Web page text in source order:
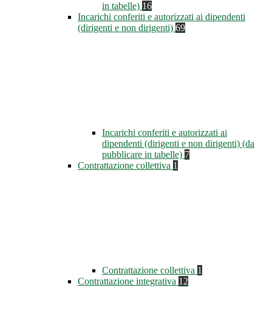
in tabelle) 16
Incarichi conferiti e autorizzati ai dipendenti
(dirigenti e non dirigenti) 69
Incarichi conferiti e autorizzati ai
dipendenti (dirigenti e non dirigenti) (da
pubblicare in tabelle) 7
Contrattazione collettiva 1
Contrattazione collettiva 1
Contrattazione integrativa 12